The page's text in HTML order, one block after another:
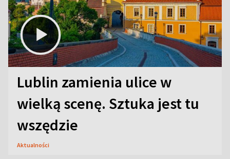
Lublin zamienia ulice w
wielką scenę. Sztuka jest tu
wszędzie
Aktualności